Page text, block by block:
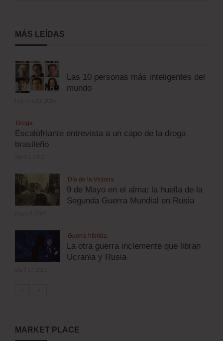
MÁS LEÍDAS
Las 10 personas más inteligentes del
mundo
Droga
Escalofriante entrevista a un capo de la droga
brasileño
Día de la Victoria
9 de Mayo en el alma: la huella de la
Segunda Guerra Mundial en Rusia
Guerra híbrida
La otra guerra inclemente que libran
Ucrania y Rusia
MARKET PLACE